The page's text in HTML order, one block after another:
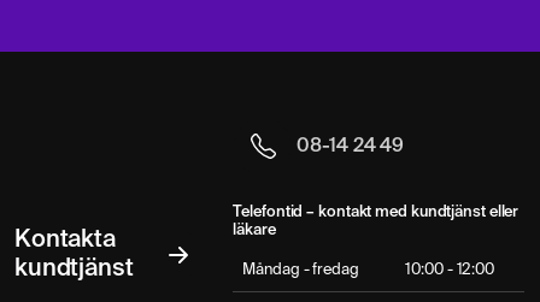
Kontakta
kundtjänst
08-14 24 49
Telefontid – kontakt med kundtjänst eller
läkare
Måndag - fredag 10:00 - 12:00